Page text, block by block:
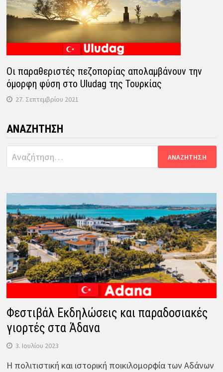
Οι παραθεριστές πεζοπορίας απολαμβάνουν την
όμορφη φύση στο Uludag της Τουρκίας
27. Σεπτεμβρίου 2021
ΑΝΑΖΉΤΗΣΗ
Αναζήτηση
για:
Φεστιβάλ Εκδηλώσεις και παραδοσιακές
γιορτές στα Άδανα
3. Ιουλίου 2023
Η πολιτιστική και ιστορική ποικιλομορφία των Αδάνων